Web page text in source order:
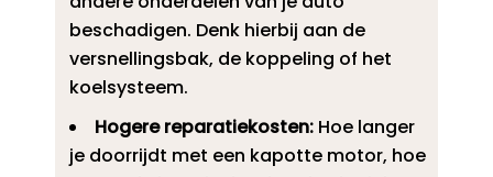
beschadigen.​ Denk hierbij aan de
versnellingsbak, de koppeling of het
koelsysteem.​
Hogere reparatiekosten:Hoe langer
je doorrijdt met een kapotte motor, hoe